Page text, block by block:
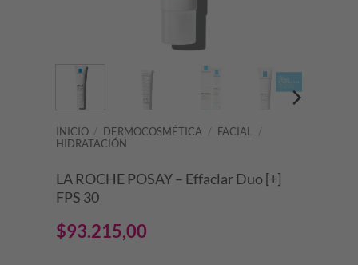
INICIO / DERMOCOSMÉTICA / FACIAL
/
HIDRATACIÓN
LA ROCHE POSAY – Effaclar Duo [+]
FPS 30
$93.215,00